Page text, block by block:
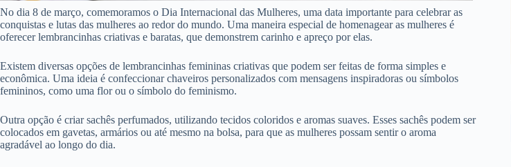
No dia 8 de março, comemoramos o Dia Internacional das Mulheres, uma data importante para celebrar as
conquistas e lutas das mulheres ao redor do mundo. Uma maneira especial de homenagear as mulheres é
oferecer lembrancinhas criativas e baratas, que demonstrem carinho e apreço por elas.
Existem diversas opções de lembrancinhas femininas criativas que podem ser feitas de forma simples e
econômica. Uma ideia é confeccionar chaveiros personalizados com mensagens inspiradoras ou símbolos
femininos, como uma flor ou o símbolo do feminismo.
Outra opção é criar sachês perfumados, utilizando tecidos coloridos e aromas suaves. Esses sachês podem ser
colocados em gavetas, armários ou até mesmo na bolsa, para que as mulheres possam sentir o aroma
agradável ao longo do dia.